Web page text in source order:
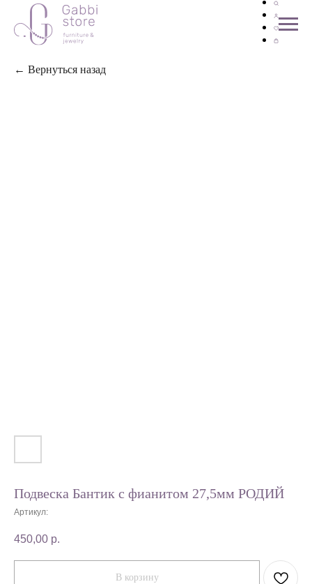
← Вернуться назад
Подвеска Бантик с фианитом 27,5мм РОДИЙ
Артикул:
450,00 р.
В корзину